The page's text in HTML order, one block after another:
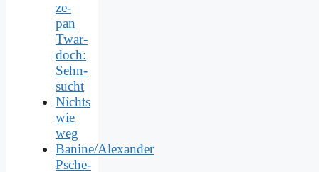
ze­
pan
Twar­
doch:
Sehn­
sucht
Nichts
wie
weg
Banine/Alexander
Psche­